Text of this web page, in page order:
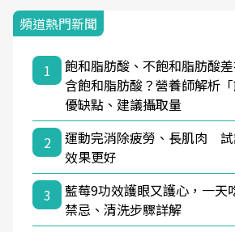
頻道熱門新聞
1
飽和脂肪酸、不飽和脂肪酸
含飽和脂肪酸？營養師解析
優缺點、建議攝取量
2
運動完消除疲勞、長肌肉
效果更好
3
藍莓9功效護眼又護心，一天
禁忌、清洗步驟詳解